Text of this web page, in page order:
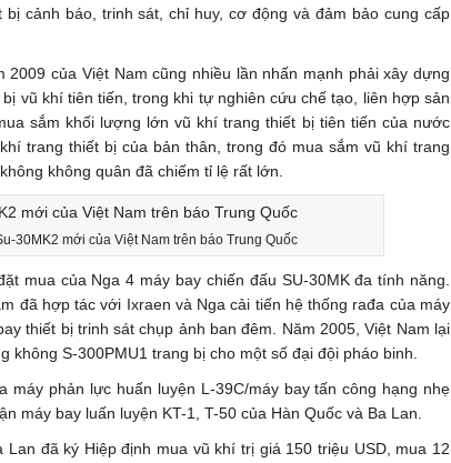
cảnh báo, trinh sát, chỉ huy, cơ động và đảm bảo cung cấp
2009 của Việt Nam cũng nhiều lần nhấn mạnh phải xây dựng
vũ khí tiên tiến, trong khi tự nghiên cứu chế tạo, liên hợp sản
sắm khối lượng lớn vũ khí trang thiết bị tiên tiến của nước
trang thiết bị của bản thân, trong đó mua sắm vũ khí trang
không quân đã chiếm tỉ lệ rất lớn.
30MK2 mới của Việt Nam trên báo Trung Quốc
mua của Nga 4 máy bay chiến đấu SU-30MK đa tính năng.
đã hợp tác với Ixraen và Nga cải tiến hệ thống rađa của máy
thiết bị trinh sát chụp ảnh ban đêm. Năm 2005, Việt Nam lại
không S-300PMU1 trang bị cho một số đại đội pháo binh.
máy phản lực huấn luyện L-39C/máy bay tấn công hạng nhẹ
máy bay luấn luyện KT-1, T-50 của Hàn Quốc và Ba Lan.
Lan đã ký Hiệp định mua vũ khí trị giá 150 triệu USD, mua 12